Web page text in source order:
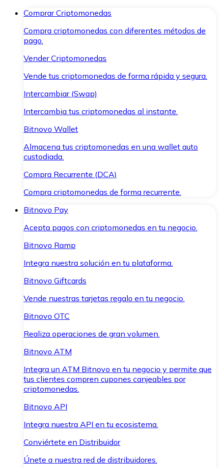
Comprar Criptomonedas
Compra criptomonedas con diferentes métodos de
pago.
Vender Criptomonedas
Vende tus criptomonedas de forma rápida y segura.
Intercambiar (Swap)
Intercambia tus criptomonedas al instante.
Bitnovo Wallet
Almacena tus criptomonedas en una wallet auto
custodiada.
Compra Recurrente (DCA)
Compra criptomonedas de forma recurrente.
Bitnovo Pay
Acepta pagos con criptomonedas en tu negocio.
Bitnovo Ramp
Integra nuestra solución en tu plataforma.
Bitnovo Giftcards
Vende nuestras tarjetas regalo en tu negocio.
Bitnovo OTC
Realiza operaciones de gran volumen.
Bitnovo ATM
Integra un ATM Bitnovo en tu negocio y permite que
tus clientes compren cupones canjeables por
criptomonedas.
Bitnovo API
Integra nuestra API en tu ecosistema.
Conviértete en Distribuidor
Únete a nuestra red de distribuidores.